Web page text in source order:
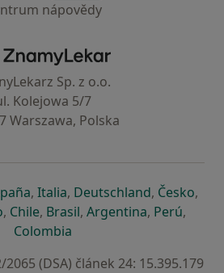
nápovědy
ZnamyLekar - Hlavní stránka
Sp. z o.o.
Kolejowa 5/7
Warszawa, Polska
záložce
v nové záložce
se otevře v nové záložce
, Italiase otevře v nové záložce
, Deutschlandse otevře v
, Českose
,
v nové záložce
se otevře v nové záložce
, Chilese otevře v nové záložce
, Brasilse otevře v nové
, Argentinase otevře v
, Perúse
,
Colombia
2065 (DSA) článek 24: 15.395.179